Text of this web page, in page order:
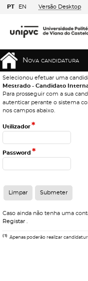
PT EN Versão Desktop
Nova candidatura
Selecionou efetuar uma
Mestrado - Candidato
Para prosseguir com a sua
autenticar perante o sistema
nos campos abaixo.
Utilizador*
Password *
Caso ainda não tenha uma
Registar
(1) Apenas poderão realizar